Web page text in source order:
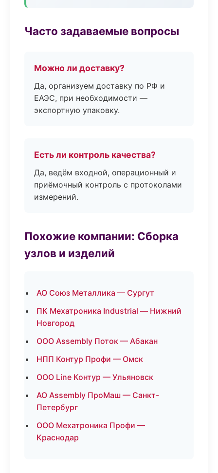
Часто задаваемые вопросы
Можно ли доставку?
Да, организуем доставку по РФ и
ЕАЭС, при необходимости —
экспортную упаковку.
Есть ли контроль качества?
Да, ведём входной, операционный и
приёмочный контроль с протоколами
измерений.
Похожие компании: Сборка
узлов и изделий
АО Союз Металлика — Сургут
ПК Мехатроника Industrial — Нижний
Новгород
ООО Assembly Поток — Абакан
НПП Контур Профи — Омск
ООО Line Контур — Ульяновск
АО Assembly ПроМаш — Санкт-
Петербург
ООО Мехатроника Профи —
Краснодар